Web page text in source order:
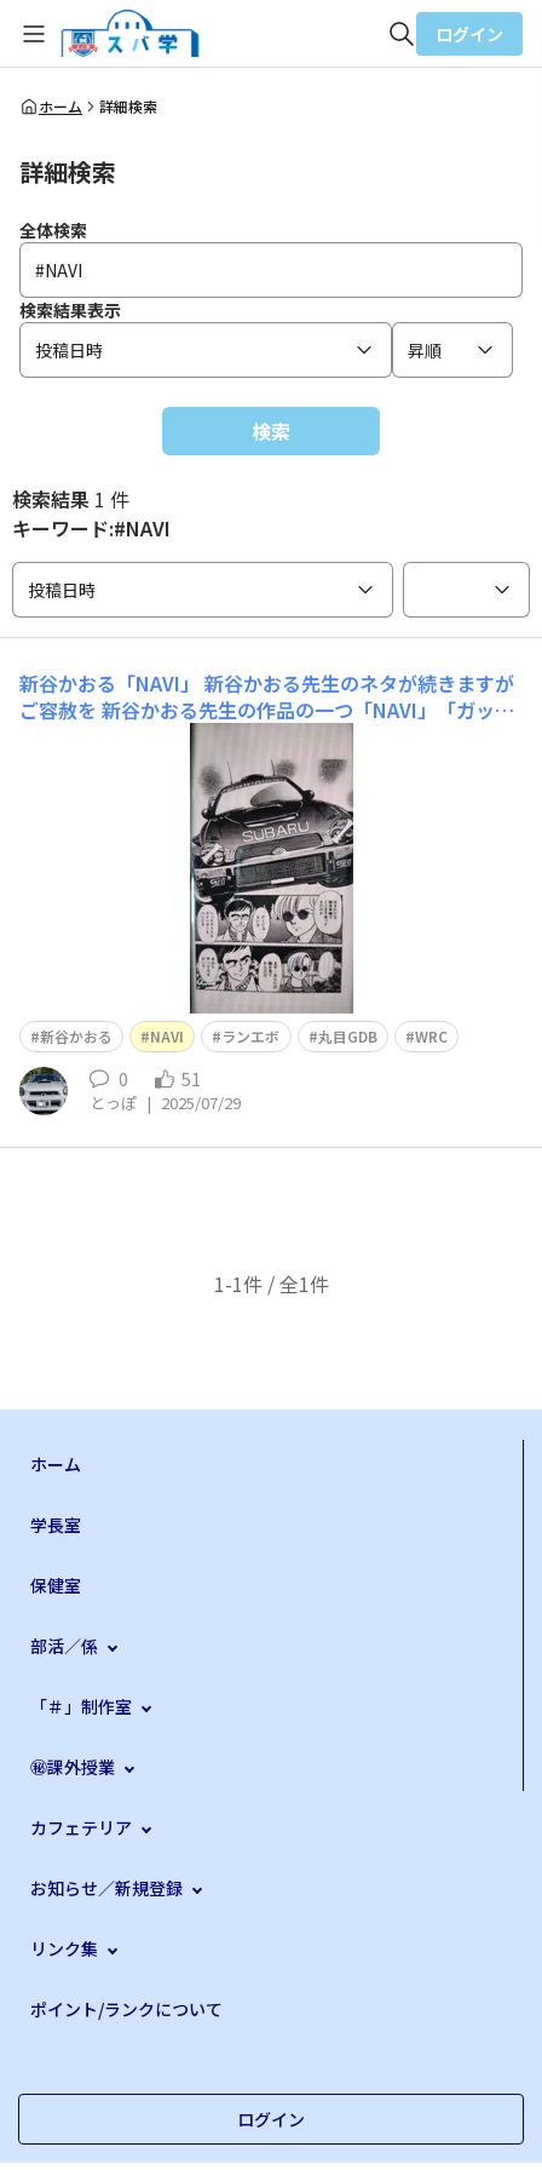
全体検索
ログイン
ホーム 詳細検索
詳細検索
全体検索
検索結果表示
投稿日時
昇順
検索
検索結果 1 件
キーワード:#NAVI
投稿日時
新谷かおる「NAVI」 新谷かおる先生のネタが続きますが
ご容赦を 新谷かおる先生の作品の一つ「NAVI」「ガッデ
ム」ではラリードライバーとナビゲーター、チーム、果て
はメインスポンサーである商社での駆け引きなどが描かれ
ていましたが、「NAVI」ではナビゲーターを中心に描か
れています 主人公の日下龍介(くさ
新谷かおる NAVI ランエボ 丸目GDB WRC
0 51
とっぽ | 2025/07/29
1-1件 / 全1件
ホーム
学長室
保健室
部活／係
「＃」制作室
㊙課外授業
カフェテリア
お知らせ／新規登録
リンク集
ポイント/ランクについて
ログイン